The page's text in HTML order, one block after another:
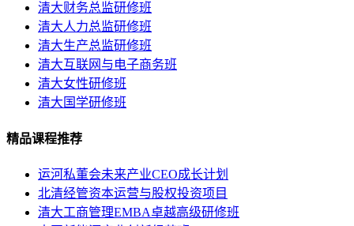
清大财务总监研修班
清大人力总监研修班
清大生产总监研修班
清大互联网与电子商务班
清大女性研修班
清大国学研修班
精品课程推荐
运河私董会未来产业CEO成长计划
北清经管资本运营与股权投资项目
清大工商管理EMBA卓越高级研修班